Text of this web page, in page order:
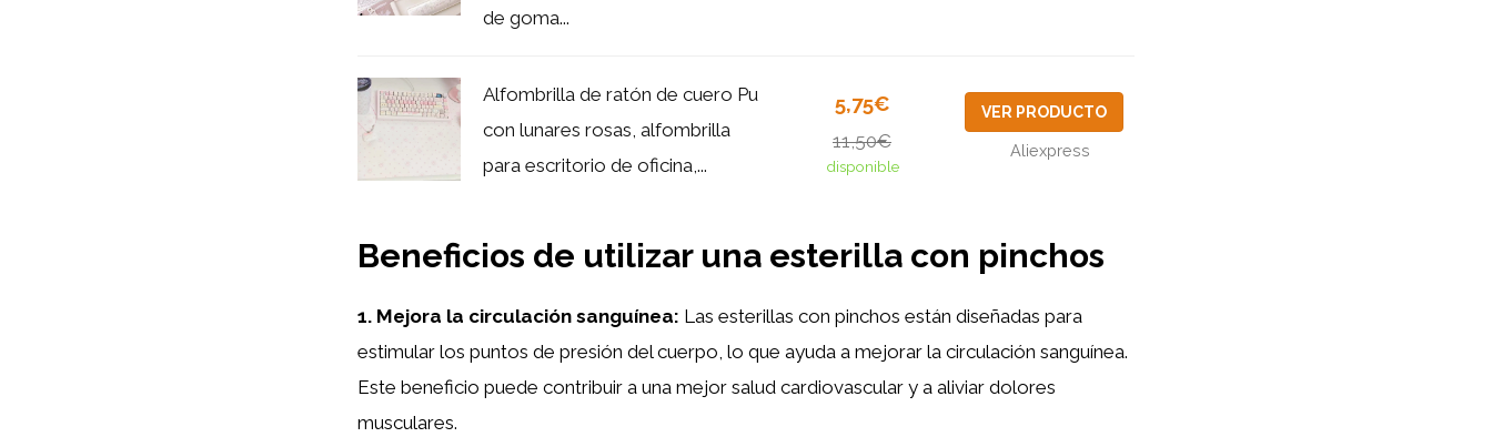
de goma...
Alfombrilla de ratón de cuero Pu
con lunares rosas, alfombrilla
para escritorio de oficina,...
5,75€
11,50€
disponible
VER PRODUCTO
Aliexpress
Beneficios de utilizar una esterilla con pinchos
1. Mejora la circulación sanguínea: Las esterillas con pinchos están diseñadas para
estimular los puntos de presión del cuerpo, lo que ayuda a mejorar la circulación sanguínea.
Este beneficio puede contribuir a una mejor salud cardiovascular y a aliviar dolores
musculares.